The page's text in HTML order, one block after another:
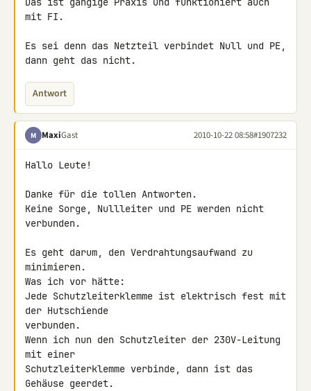
mit FI.
Es sei denn das Netzteil verbindet Null und PE,
dann geht das nicht.
Antwort
M MaxiGast 2010-10-22 08:58#1907232
Hallo Leute!
Danke für die tollen Antworten.
Keine Sorge, Nullleiter und PE werden nicht
verbunden.
Es geht darum, den Verdrahtungsaufwand zu
minimieren.
Was ich vor hätte:
Jede Schutzleiterklemme ist elektrisch fest mit
der Hutschiende
verbunden.
Wenn ich nun den Schutzleiter der 230V-Leitung
mit einer
Schutzleiterklemme verbinde, dann ist das
Gehäuse geerdet.